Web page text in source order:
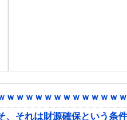
ｗｗｗｗｗｗｗｗｗｗｗ
それは財源確保という条件